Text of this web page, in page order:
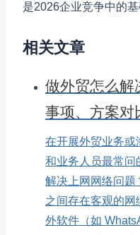
是2026企业竞争中的基
相关文章
做外贸怎么解
事项、方案对
在开展外贸业务或
和业务人员最常问
解决上网网络问题
之间存在客观的
外软件（如